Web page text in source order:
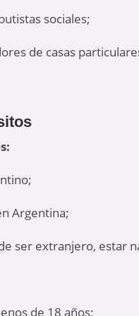
sociales;
de casas
Argentina;
ser extranjero, estar
de 18 años;